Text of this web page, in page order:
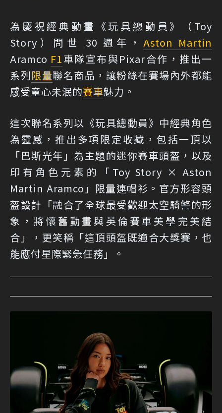
為慶祝經典動畫《玩具總動員》（Toy
Story）問世 30 週年， Aston Martin
Aramco F1車隊宣布與Pixar合作，推出一
系列限量聯名商品，讓粉絲在賽場內外都能
感受童心未泯的賽車魅力。
這次聯名系列以《玩具總動員》中經典角色
為靈感，推出多項限定收藏，包括一頂以
「巴斯光年」為主題的迷你賽車頭盔，以及
印有角色元素的「Toy Story × Aston
Martin Aramco」限量連帽衫。官方形容頭
盔設計「融合了全球最受歡迎太空騎警的形
象，將懷舊動畫與英倫賽車美學完美結
合」，更笑稱「這頂頭盔既適合大獎賽，也
能應付星際緊急任務」。